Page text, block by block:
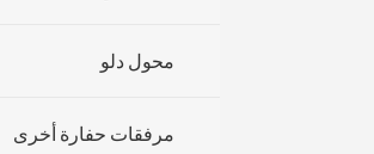
محول دلو
مرفقات حفارة أخرى